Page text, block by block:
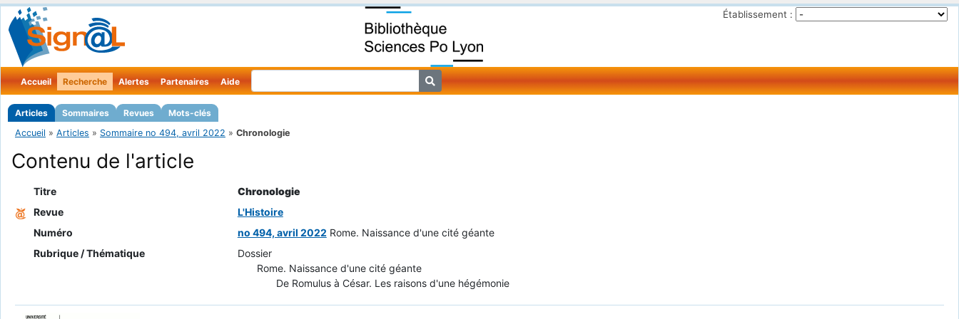
Établissement :
Accueil Recherche
Articles Sommaires Revues Mots-clés
Alertes Partenaires Aide
Accueil » Articles » Sommaire no 494, avril 2022 » Chronologie
Contenu de l'article
Titre
Chronologie
Revue
L'Histoire
Numéro
no 494, avril 2022 Rome. Naissance d'une cité géante
Rubrique / Thématique
Dossier
Rome. Naissance d'une cité géante
De Romulus à César. Les raisons d'une hégémonie